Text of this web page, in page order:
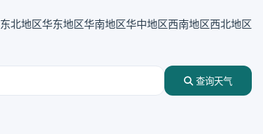
东北地区华东地区华南地区华中地区西南地区西北地区
查询天气